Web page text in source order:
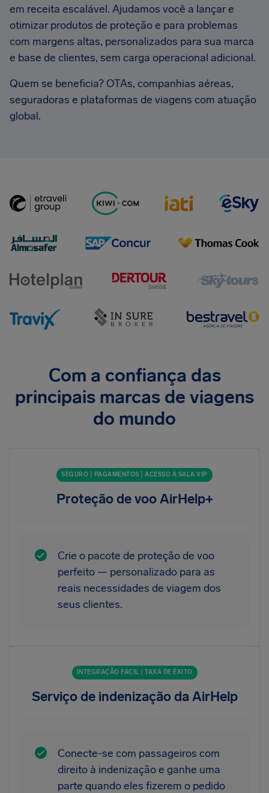
em receita escalável. Ajudamos você a lançar e
otimizar produtos de proteção e para problemas
com margens altas, personalizados para sua marca
e base de clientes, sem carga operacional adicional.
Quem se beneficia? OTAs, companhias aéreas,
seguradoras e plataformas de viagens com atuação
global.
Com a confiança das
principais marcas de viagens
do mundo
SEGURO | PAGAMENTOS | ACESSO À SALA VIP
Proteção de voo AirHelp+
Crie o pacote de proteção de voo
perfeito — personalizado para as
reais necessidades de viagem dos
seus clientes.
INTEGRAÇÃO FÁCIL | TAXA DE ÊXITO
Serviço de indenização da AirHelp
Conecte-se com passageiros com
direito à indenização e ganhe uma
parte quando eles fizerem o pedido